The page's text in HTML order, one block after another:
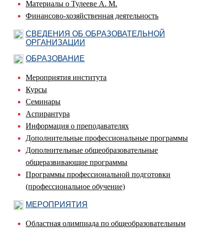
Материалы о Тулееве А. М.
Финансово-хозяйственная деятельность
СВЕДЕНИЯ ОБ ОБРАЗОВАТЕЛЬНОЙ
ОРГАНИЗАЦИИ
ОБРАЗОВАНИЕ
Мероприятия института
Курсы
Семинары
Аспирантура
Информация о преподавателях
Дополнительные профессиональные программы
Дополнительные общеобразовательные
общеразвивающие программы
Программы профессиональной подготовки
(профессиональное обучение)
МЕРОПРИЯТИЯ
Областная олимпиада по общеобразовательным